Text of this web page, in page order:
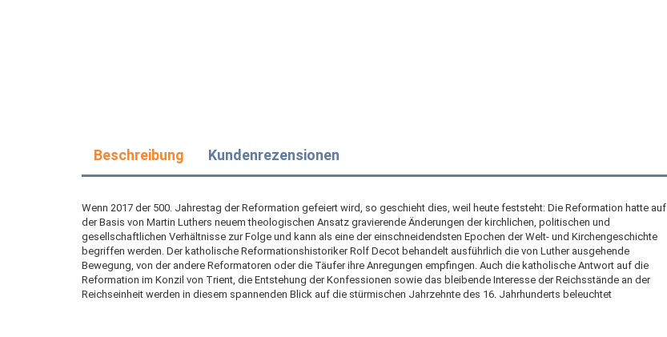
Beschreibung Kundenrezensionen
Wenn 2017 der 500. Jahrestag der Reformation gefeiert wird, so geschieht dies, weil heute feststeht: Die Reformation hatte auf
der Basis von Martin Luthers neuem theologischen Ansatz gravierende Änderungen der kirchlichen, politischen und
gesellschaftlichen Verhältnisse zur Folge und kann als eine der einschneidendsten Epochen der Welt- und Kirchengeschichte
begriffen werden. Der katholische Reformationshistoriker Rolf Decot behandelt ausführlich die von Luther ausgehende
Bewegung, von der andere Reformatoren oder die Täufer ihre Anregungen empfingen. Auch die katholische Antwort auf die
Reformation im Konzil von Trient, die Entstehung der Konfessionen sowie das bleibende Interesse der Reichsstände an der
Reichseinheit werden in diesem spannenden Blick auf die stürmischen Jahrzehnte des 16. Jahrhunderts beleuchtet